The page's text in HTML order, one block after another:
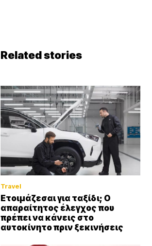
Related stories
Travel
Ετοιμάζεσαι για ταξίδι; Ο
απαραίτητος έλεγχος που
πρέπει να κάνεις στο
αυτοκίνητο πριν ξεκινήσεις